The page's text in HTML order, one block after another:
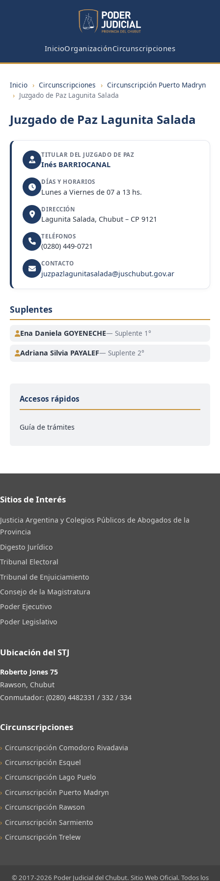
InicioOrganizaciónCircunscripciones
Inicio › Circunscripciones › Circunscripción Puerto Madryn
› Juzgado de Paz Lagunita Salada
Juzgado de Paz Lagunita Salada
TITULAR DEL JUZGADO DE PAZ
Inés BARRIOCANAL
DÍAS Y HORARIOS
Lunes a Viernes de 07 a 13 hs.
DIRECCIÓN
Lagunita Salada, Chubut – CP 9121
TELÉFONOS
(0280) 449-0721
CONTACTO
juzpazlagunitasalada@juschubut.gov.ar
Suplentes
Ena Daniela GOYENECHE— Suplente 1°
Adriana Silvia PAYALEF— Suplente 2°
Accesos rápidos
Guía de trámites
Sitios de Interés
Justicia Argentina y Colegios Públicos de Abogados de la
Provincia
Digesto Jurídico
Tribunal Electoral
Tribunal de Enjuiciamiento
Consejo de la Magistratura
Poder Ejecutivo
Poder Legislativo
Ubicación del STJ
Roberto Jones 75
Rawson, Chubut
Conmutador: (0280) 4482331 / 332 / 334
Circunscripciones
Circunscripción Comodoro Rivadavia
Circunscripción Esquel
Circunscripción Lago Puelo
Circunscripción Puerto Madryn
Circunscripción Rawson
Circunscripción Sarmiento
Circunscripción Trelew
© 2017-2026 Poder Judicial del Chubut. Sitio Web Oficial. Todos los